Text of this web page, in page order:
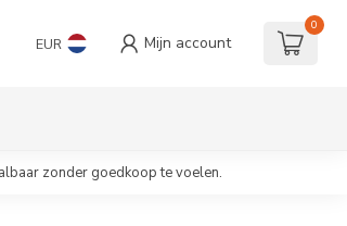
EUR Mijn account
0
zonder goedkoop te voelen.